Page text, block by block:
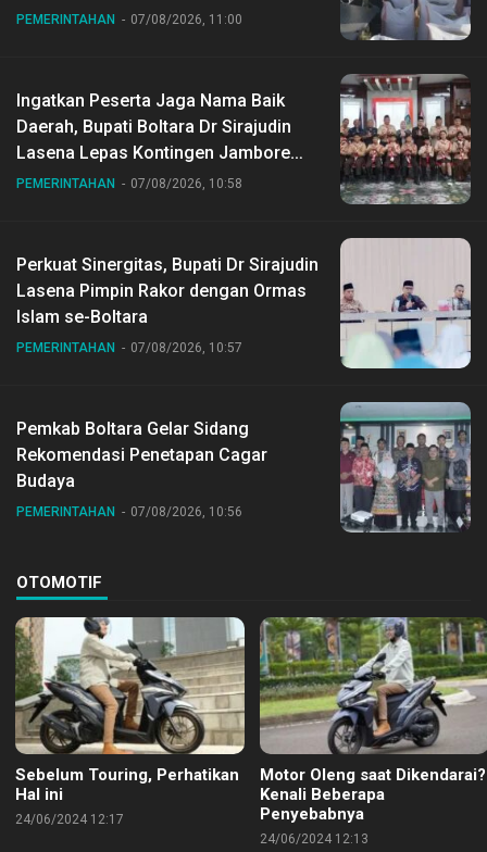
Desa Gihang
PEMERINTAHAN 07/08/2026, 11:00
Ingatkan Peserta Jaga Nama Baik
Daerah, Bupati Boltara Dr Sirajudin
Lasena Lepas Kontingen Jambore
Nasional ke XII di Buperta Cibubur
PEMERINTAHAN 07/08/2026, 10:58
Perkuat Sinergitas, Bupati Dr Sirajudin
Lasena Pimpin Rakor dengan Ormas
Islam se-Boltara
PEMERINTAHAN 07/08/2026, 10:57
Pemkab Boltara Gelar Sidang
Rekomendasi Penetapan Cagar
Budaya
PEMERINTAHAN 07/08/2026, 10:56
OTOMOTIF
Sebelum Touring, Perhatikan
Hal ini
24/06/2024 12:17
Motor Oleng saat Dikendarai?
Kenali Beberapa
Penyebabnya
24/06/2024 12:13